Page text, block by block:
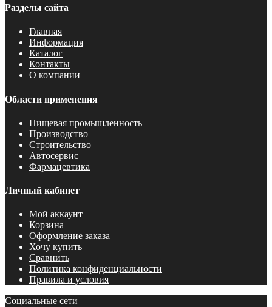
Разделы сайта
Главная
Информация
Каталог
Контакты
О компании
Области применения
Пищевая промышленность
Производство
Строительство
Автосервис
Фармацевтика
Личный кабинет
Мой аккаунт
Корзина
Оформление заказа
Хочу купить
Сравнить
Политика конфиденциальности
Правила и условия
Социальные сети